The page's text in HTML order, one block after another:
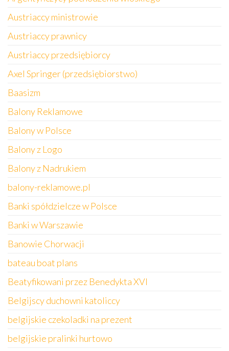
Austriaccy ministrowie
Austriaccy prawnicy
Austriaccy przedsiębiorcy
Axel Springer (przedsiębiorstwo)
Baasizm
Balony Reklamowe
Balony w Polsce
Balony z Logo
Balony z Nadrukiem
balony-reklamowe.pl
Banki spółdzielcze w Polsce
Banki w Warszawie
Banowie Chorwacji
bateau boat plans
Beatyfikowani przez Benedykta XVI
Belgijscy duchowni katoliccy
belgijskie czekoladki na prezent
belgijskie pralinki hurtowo